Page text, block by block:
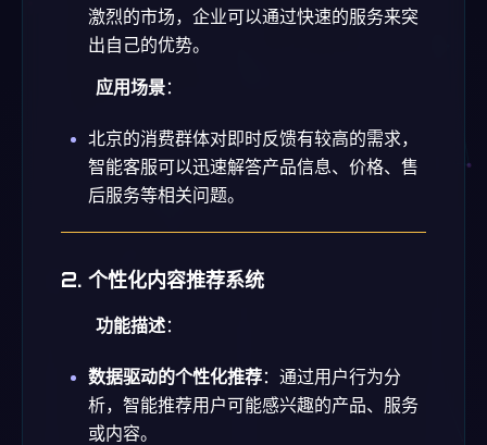
激烈的市场，企业可以通过快速的服务来突
出自己的优势。
应用场景：
北京的消费群体对即时反馈有较高的需求，
智能客服可以迅速解答产品信息、价格、售
后服务等相关问题。
2. 个性化内容推荐系统
功能描述：
数据驱动的个性化推荐：通过用户行为分
析，智能推荐用户可能感兴趣的产品、服务
或内容。